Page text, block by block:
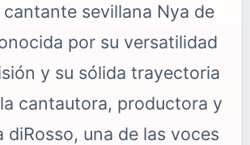
sevillana Nya de
por su versatilidad
y su sólida trayectoria
cantautora, productora y
diRosso, una de las voces